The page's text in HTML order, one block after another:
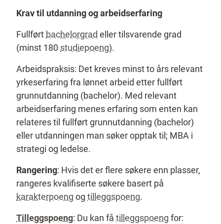
Krav til utdanning og arbeidserfaring
Fullført bachelorgrad eller tilsvarende grad
(minst 180 studiepoeng).
Arbeidspraksis: Det kreves minst to års relevant
yrkeserfaring fra lønnet arbeid etter fullført
grunnutdanning (bachelor). Med relevant
arbeidserfaring menes erfaring som enten kan
relateres til fullført grunnutdanning (bachelor)
eller utdanningen man søker opptak til; MBA i
strategi og ledelse.
Rangering: Hvis det er flere søkere enn plasser,
rangeres kvalifiserte søkere basert på
karakterpoeng og tilleggspoeng.
Tilleggspoeng: Du kan få tilleggspoeng for: